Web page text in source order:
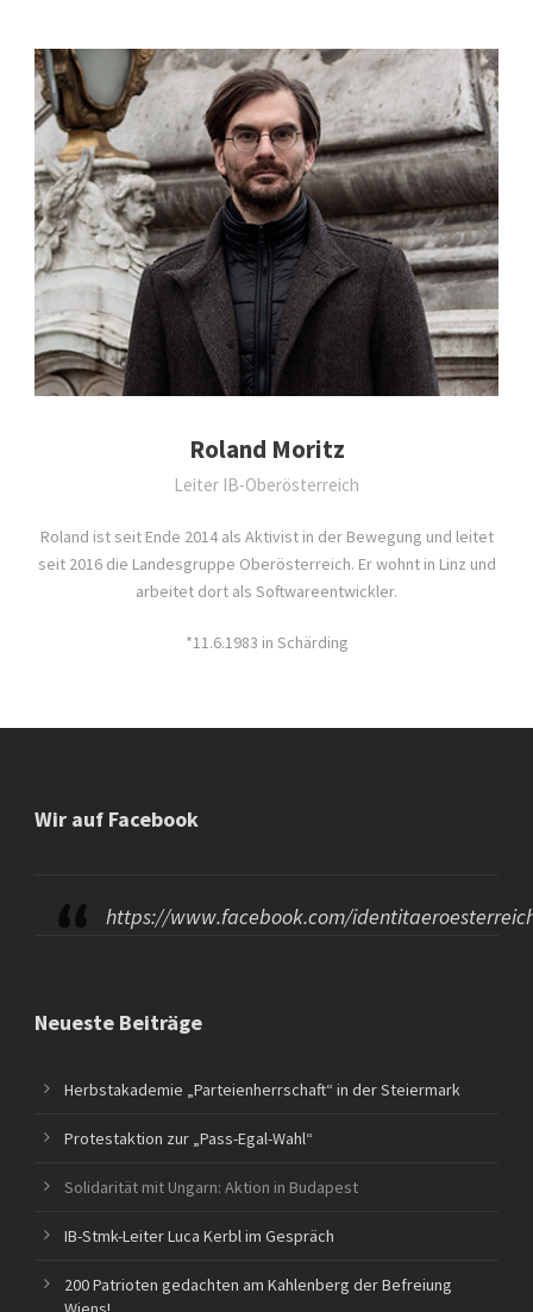
Roland Moritz
Leiter IB-Oberösterreich
Roland ist seit Ende 2014 als Aktivist in der Bewegung und leitet
seit 2016 die Landesgruppe Oberösterreich. Er wohnt in Linz und
arbeitet dort als Softwareentwickler.
*11.6.1983 in Schärding
Wir auf Facebook
https://www.facebook.com/
Neueste Beiträge
Herbstakademie „Parteienherrschaft“ in der Steiermark
Protestaktion zur „Pass-Egal-Wahl“
Solidarität mit Ungarn: Aktion in Budapest
IB-Stmk-Leiter Luca Kerbl im Gespräch
200 Patrioten gedachten am Kahlenberg der Befreiung